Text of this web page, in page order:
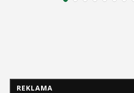
REKLAMA